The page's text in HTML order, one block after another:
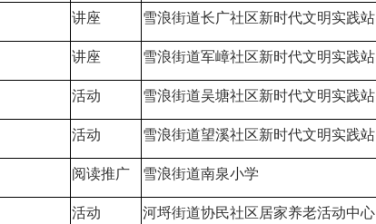
讲座 雪浪街道长广社区新时代文明实践站
讲座 雪浪街道军嶂社区新时代文明实践站
活动 雪浪街道吴塘社区新时代文明实践站
活动 雪浪街道望溪社区新时代文明实践站
阅读推广 雪浪街道南泉小学
活动 河埒街道协民社区居家养老活动中心